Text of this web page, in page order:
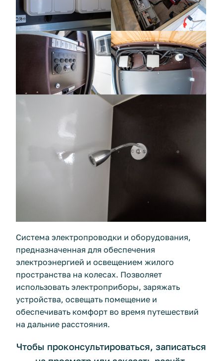
Система электропроводки и оборудования,
предназначенная для обеспечения
электроэнергией и освещением жилого
пространства на колесах. Позволяет
использовать электроприборы, заряжать
устройства, освещать помещение и
обеспечивать комфорт во время путешествий
на дальние расстояния.
Чтобы проконсультироваться, записаться